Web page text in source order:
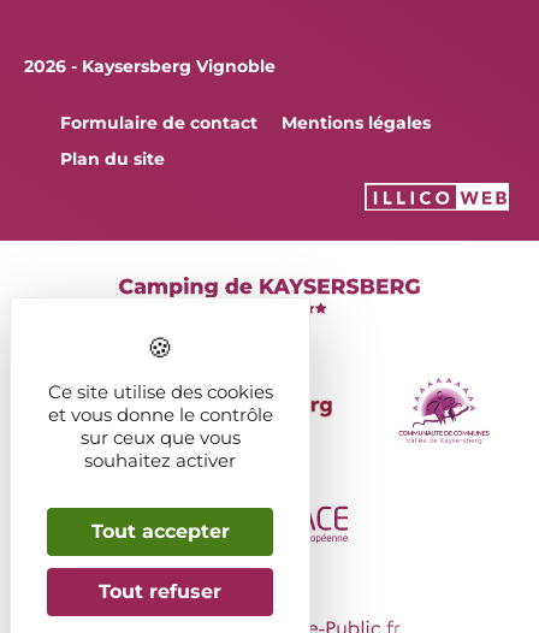
2026 - Kaysersberg Vignoble
Formulaire de contact
Mentions légales
Plan du site
Ce site utilise des cookies
et vous donne le contrôle
sur ceux que vous
souhaitez activer
Tout accepter
Tout refuser